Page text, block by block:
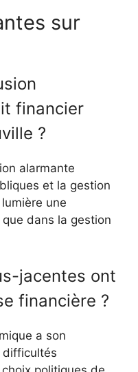
sur
financier
?
alarmante
et la gestion
une
dans la gestion
jacentes ont
financière ?
a son
difficultés